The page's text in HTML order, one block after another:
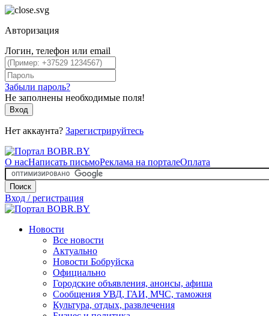
Авторизация
Логин, телефон или email
Забыли пароль?
Не заполнены необходимые поля!
Вход
Нет аккаунта? Зарегистрируйтесь
О насНаписать письмоРеклама на порталеОплата
Поиск
Вход / регистрация
Новости
Все новости
Актуально
Новости Бобруйска
Официально
Городские объявления, анонсы, афиша
Сообщения УВД, ГАИ, МЧС, таможня
Культура, отдых, развлечения